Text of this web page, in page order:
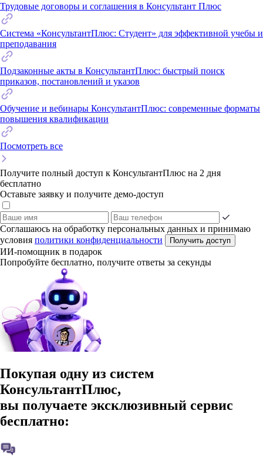
Трудовые договоры и соглашения в Консультант Плюс
Система «КонсультантПлюс: Студент» для эффективной учебы и
преподавания
Подзаконные акты в КонсультантПлюс: быстрый поиск
приказов, постановлений и указов
Обучение и вебинары КонсультантПлюс: современные форматы
повышения квалификации
Посмотреть все
Получите полный доступ к КонсультантПлюс на 2 дня
бесплатно
Оставьте заявку и получите демо-доступ
Соглашаюсь на обработку персональных данных и принимаю
условия политики конфиденциальности Получить доступ
ИИ-помощник в подарок
Попробуйте бесплатно, получите ответы за секунды
Покупая одну из систем
КонсультантПлюс,
вы получаете эксклюзивный сервис
бесплатно: